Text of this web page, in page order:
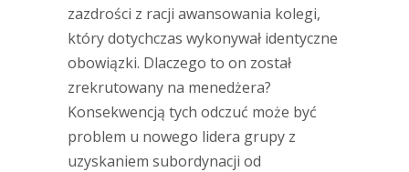
zazdrości z racji awansowania kolegi,
który dotychczas wykonywał identyczne
obowiązki. Dlaczego to on został
zrekrutowany na menedżera?
Konsekwencją tych odczuć może być
problem u nowego lidera grupy z
uzyskaniem subordynacji od